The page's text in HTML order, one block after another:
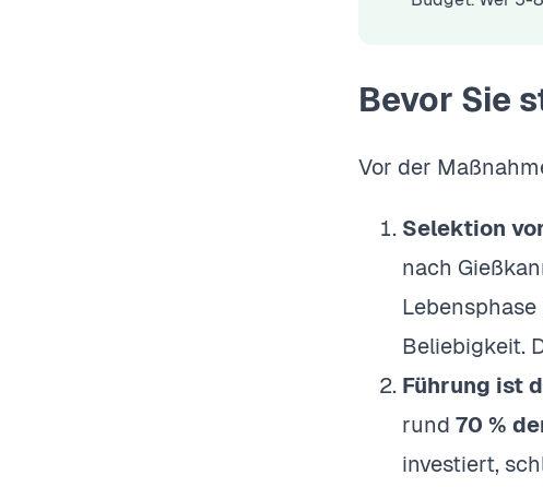
Bevor Sie
Vor der
Selektion
nach
Beliebigkeit.
Führung ist
rund 70 %
investiert,